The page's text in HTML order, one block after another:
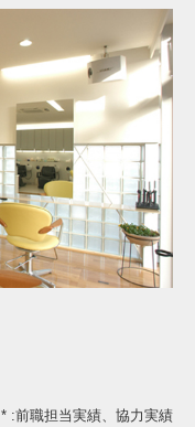
* :前職担当実績、協力実績